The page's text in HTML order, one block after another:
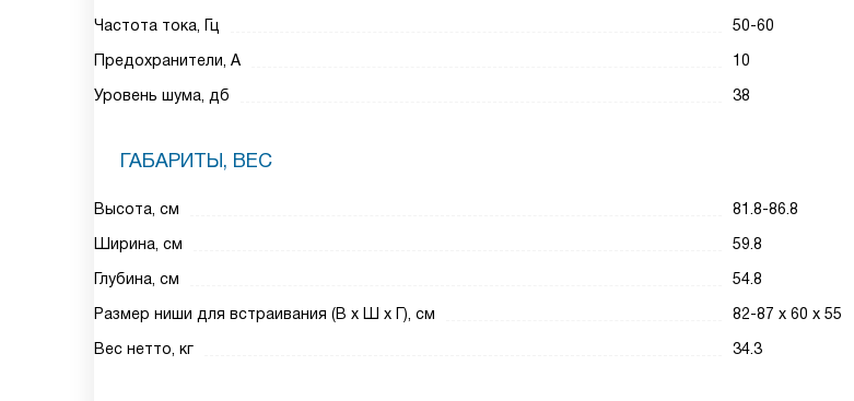
Частота тока, Гц
50-60
Предохранители, А
10
Уровень шума, дб
38
ГАБАРИТЫ, ВЕС
Высота, см
81.8-86.8
Ширина, см
59.8
Глубина, см
54.8
Размер ниши для встраивания (В х Ш х Г), см
82-87 х 60 х 55
Вес нетто, кг
34.3